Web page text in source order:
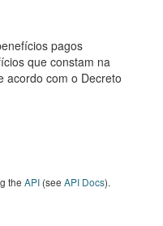
pagos
que constam na
acordo com o Decreto
the API (see API Docs).